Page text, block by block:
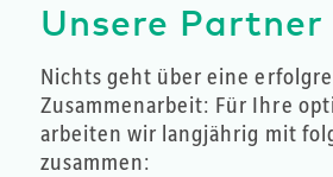
Unsere Partner
Nichts geht über eine
Zusammenarbeit: Für Ihre
arbeiten wir langjährig mit
zusammen: